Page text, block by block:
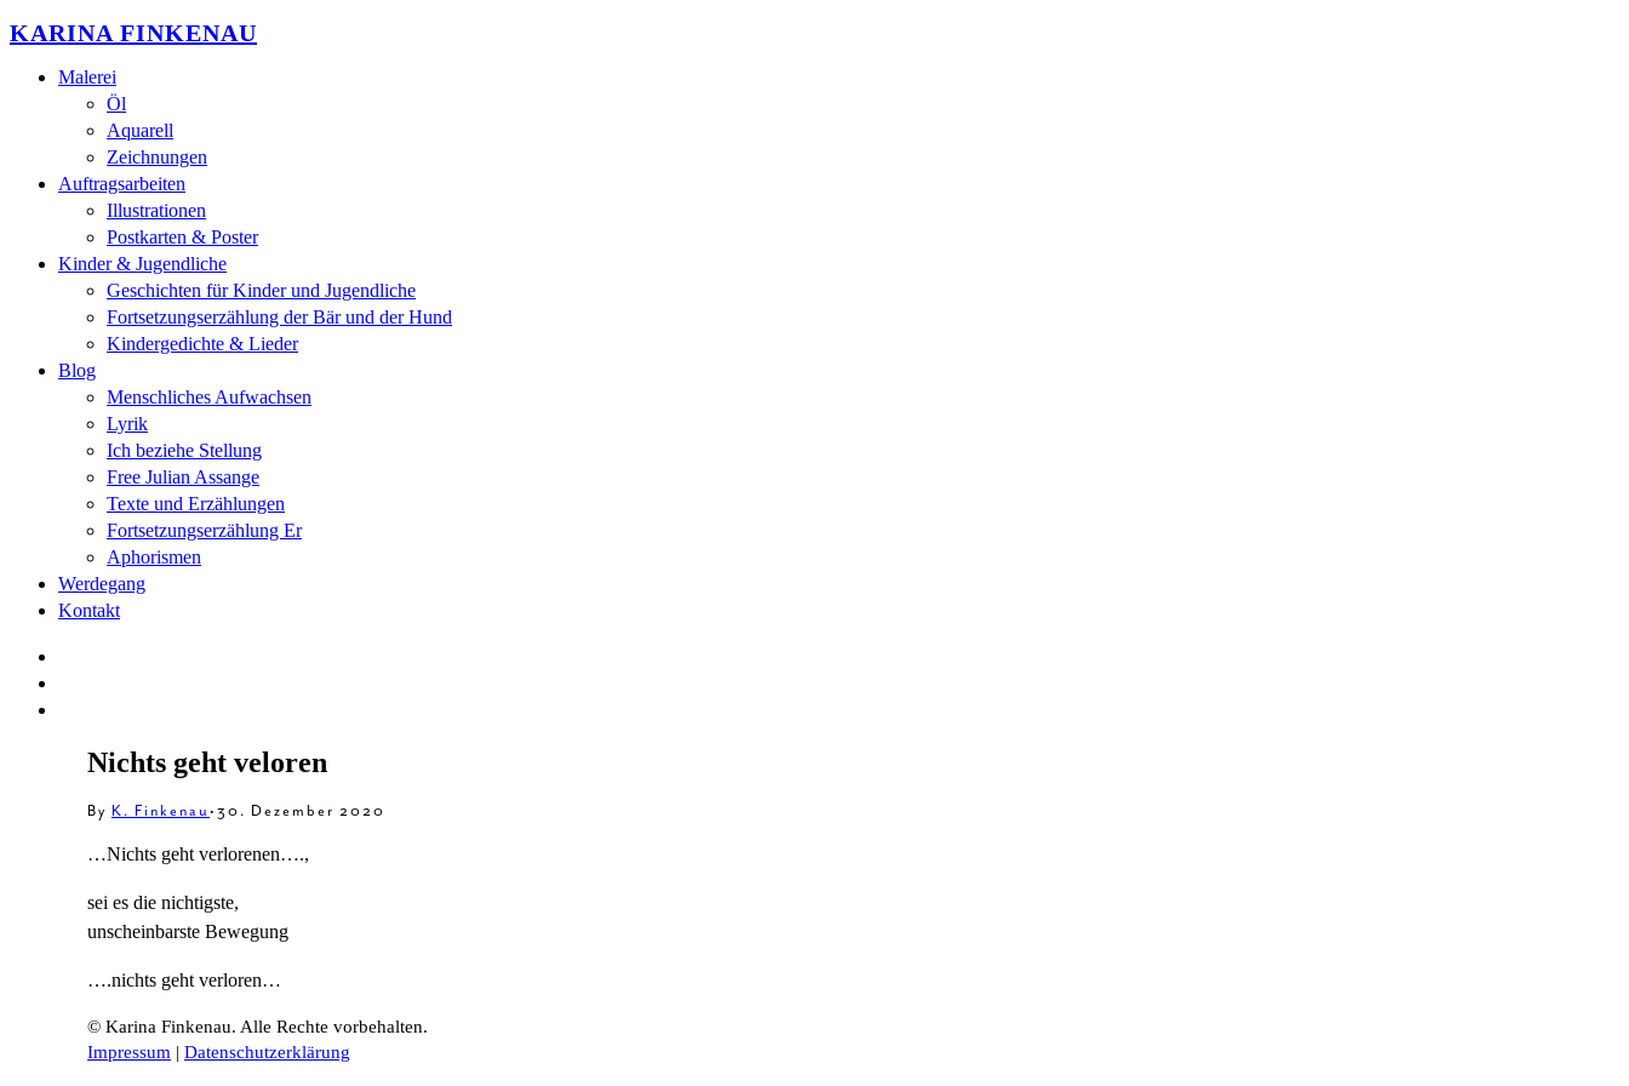
KARINA FINKENAU
Malerei
Öl
Aquarell
Zeichnungen
Auftragsarbeiten
Illustrationen
Postkarten & Poster
Kinder & Jugendliche
Geschichten für Kinder und Jugendliche
Fortsetzungserzählung der Bär und der Hund
Kindergedichte & Lieder
Blog
Menschliches Aufwachsen
Lyrik
Ich beziehe Stellung
Free Julian Assange
Texte und Erzählungen
Fortsetzungserzählung Er
Aphorismen
Werdegang
Kontakt
Nichts geht veloren
By K. Finkenau•30. Dezember 2020
…Nichts geht verlorenen….,
sei es die nichtigste,
unscheinbarste Bewegung
….nichts geht verloren…
© Karina Finkenau. Alle Rechte vorbehalten.
Impressum | Datenschutzerklärung